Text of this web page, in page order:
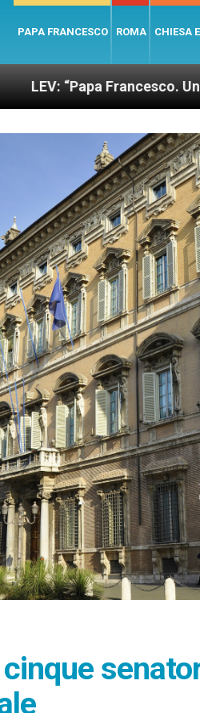
PAPA FRANCESCO ROMA CHIESA
Francesco. Un uomo di